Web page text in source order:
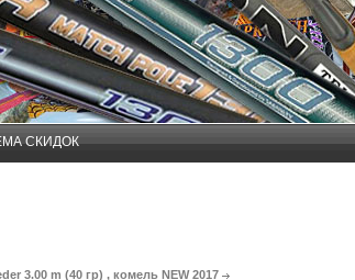
СКИДОК
3.00 m (40 гр) , комель NEW 2017